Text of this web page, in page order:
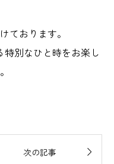
ております。
別なひと時をお楽し
次の記事 